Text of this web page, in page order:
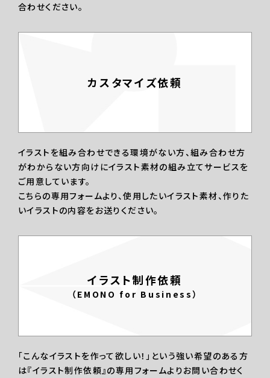
合わせください。
カスタマイズ依頼
イラストを組み合わせできる環境がない方、組み合わせ方
がわからない方向けにイラスト素材の組み立てサービスを
ご用意しています。
こちらの専用フォームより、使用したいイラスト素材、作りた
いイラストの内容をお送りください。
イラスト制作依頼
（EMONO for Business）
「こんなイラストを作って欲しい！」という強い希望のある方
は『イラスト制作依頼』の専用フォームよりお問い合わせく